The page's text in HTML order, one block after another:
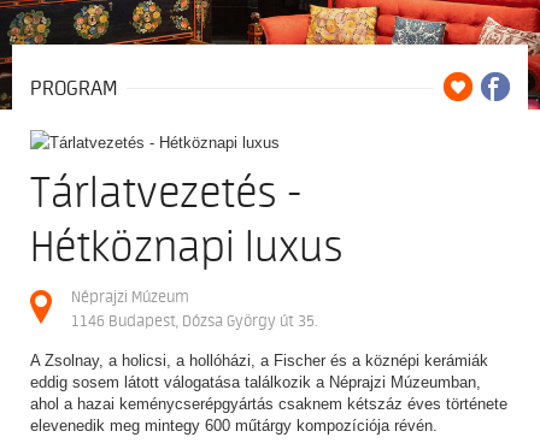
PROGRAM
Tárlatvezetés -
Hétköznapi luxus
Néprajzi Múzeum
1146 Budapest, Dózsa György út 35.
A Zsolnay, a holicsi, a hollóházi, a Fischer és a köznépi kerámiák
eddig sosem látott válogatása találkozik a Néprajzi Múzeumban,
ahol a hazai keménycserépgyártás csaknem kétszáz éves története
elevenedik meg mintegy 600 műtárgy kompozíciója révén.